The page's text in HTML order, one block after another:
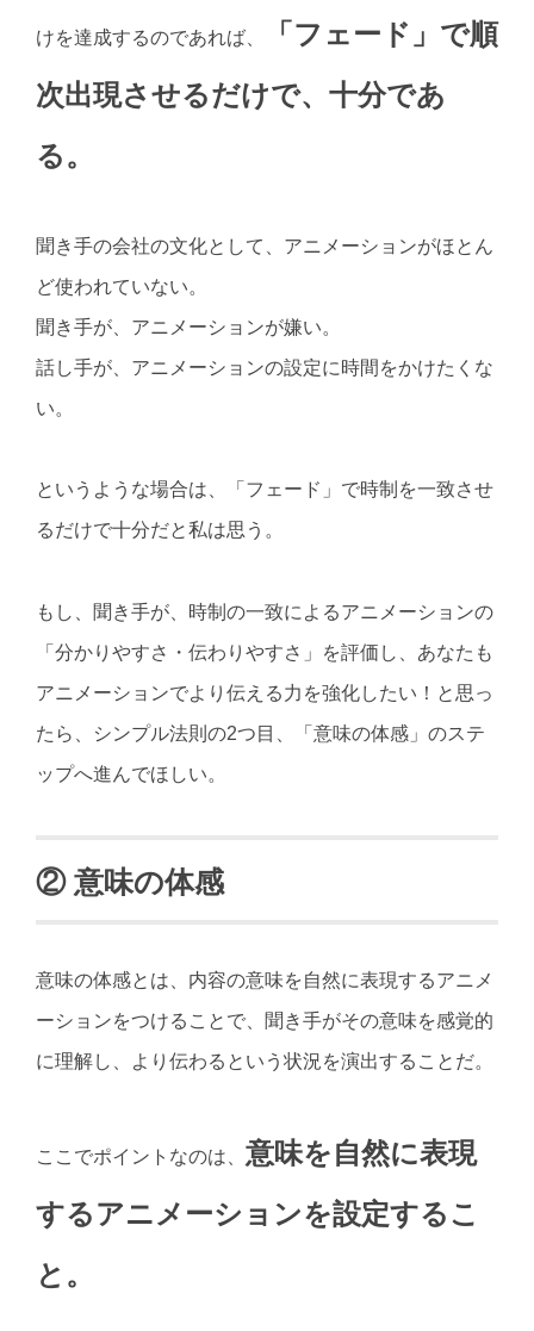
けを達成するのであれば、
「フェード」で順
次出現させるだけで、十分であ
る。
聞き手の会社の文化として、アニメーションがほとん
ど使われていない。
聞き手が、アニメーションが嫌い。
話し手が、アニメーションの設定に時間をかけたくな
い。
というような場合は、「フェード」で時制を一致させ
るだけで十分だと私は思う。
もし、聞き手が、時制の一致によるアニメーションの
「分かりやすさ・伝わりやすさ」を評価し、あなたも
アニメーションでより伝える力を強化したい！と思っ
たら、シンプル法則の2つ目、「意味の体感」のステ
ップへ進んでほしい。
② 意味の体感
意味の体感とは、内容の意味を自然に表現するアニメ
ーションをつけることで、聞き手がその意味を感覚的
に理解し、より伝わるという状況を演出することだ。
ここでポイントなのは、 意味を自然に表現
するアニメーションを設定するこ
と。